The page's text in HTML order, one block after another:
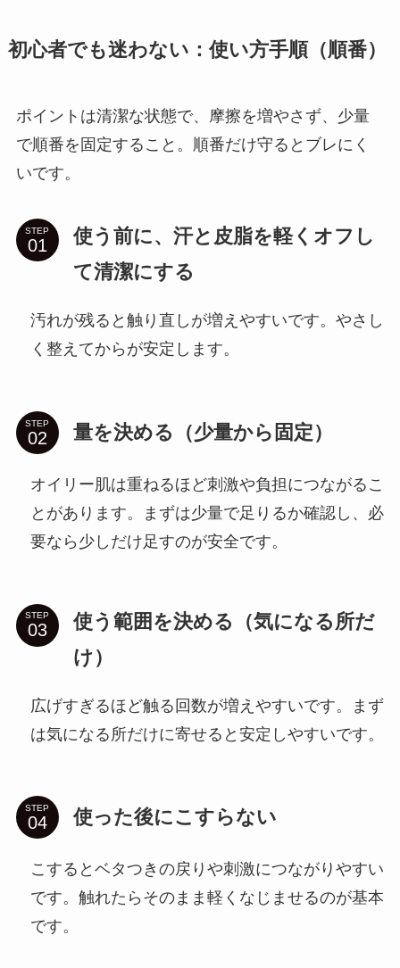
初心者でも迷わない：使い方手順（順番）
ポイントは清潔な状態で、摩擦を増やさず、少量
で順番を固定すること。順番だけ守るとブレにく
いです。
STEP
使う前に、汗と皮脂を軽くオフし
て清潔にする
汚れが残ると触り直しが増えやすいです。やさし
く整えてからが安定します。
STEP 量を決める（少量から固定）
オイリー肌は重ねるほど刺激や負担につながるこ
とがあります。まずは少量で足りるか確認し、必
要なら少しだけ足すのが安全です。
STEP
使う範囲を決める（気になる所だ
け）
広げすぎるほど触る回数が増えやすいです。まず
は気になる所だけに寄せると安定しやすいです。
STEP 使った後にこすらない
こするとベタつきの戻りや刺激につながりやすい
です。触れたらそのまま軽くなじませるのが基本
です。